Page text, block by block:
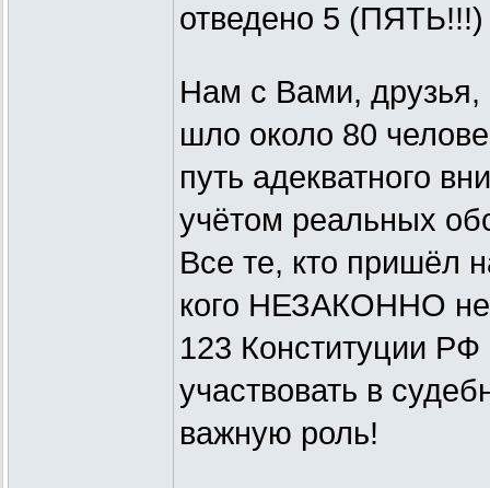
отведено 5 (ПЯТЬ!!!)
Нам с Вами, друзья,
шло около 80
путь адекватного
учётом реальных
Все те, кто пришёл
кого НЕЗАКОННО не
123 Конституции
участвовать в
важную роль!